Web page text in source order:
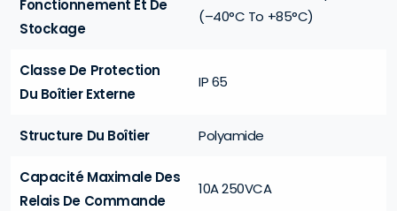
Fonctionnement Et De
Stockage
(–40°C To +85°C)
Classe De Protection
Du Boîtier Externe
IP 65
Structure Du Boîtier Polyamide
Capacité Maximale Des
Relais De Commande
10A 250VCA